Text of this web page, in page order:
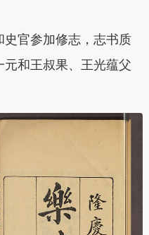
官参加修志，志书质
和王叔果、王光蕴父